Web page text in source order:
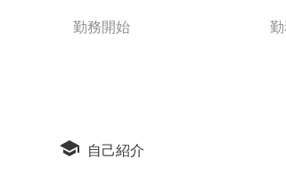
勤務開始
自己紹介